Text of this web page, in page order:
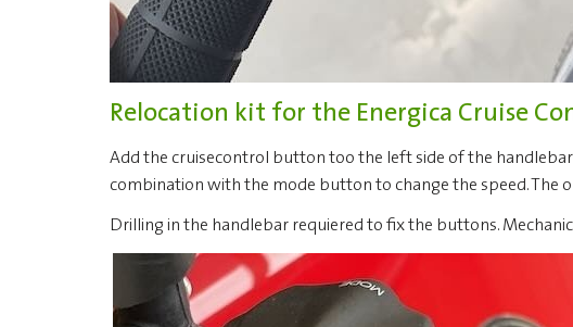
Relocation kit for the Energica Cruise
Add the cruisecontrol button too the left side of the
combination with the mode button to change the speed. The
Drilling in the handlebar requiered to fix the buttons.